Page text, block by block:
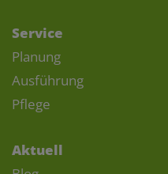
Service
Planung
Ausführung
Pflege
Aktuell